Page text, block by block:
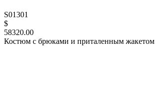
S01301
$
58320.00
Костюм с брюками и приталенным жакетом